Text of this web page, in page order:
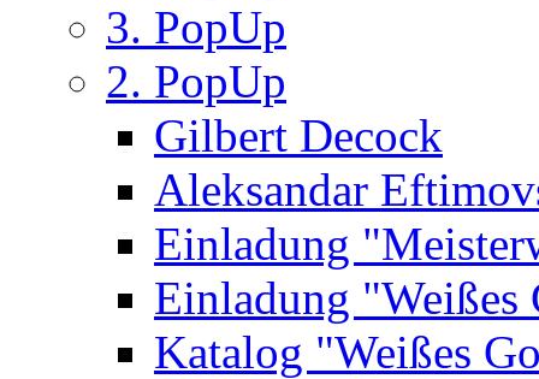
3. PopUp
2. PopUp
Gilbert Decock
Aleksandar
Einladung
Einladung "Weißes
Katalog "Weißes